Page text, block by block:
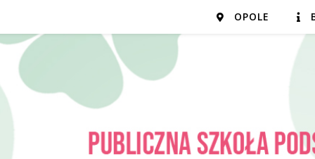
OPOLE